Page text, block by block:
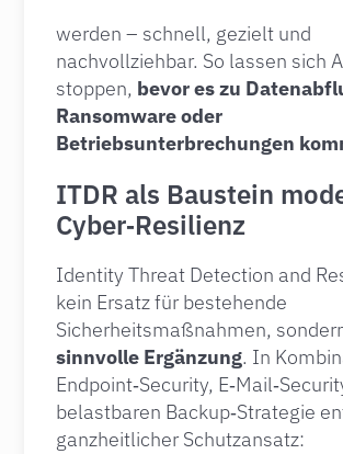
werden – schnell, gezielt und
nachvollziehbar. So lassen sich
stoppen, bevor es zu
Ransomware oder
Betriebsunterbrechungen
ITDR als Baustein
Cyber‑Resilienz
Identity Threat Detection and
kein Ersatz für bestehende
Sicherheitsmaßnahmen,
sinnvolle Ergänzung. In
Endpoint‑Security,
belastbaren Backup‑Strategie
ganzheitlicher Schutzansatz: